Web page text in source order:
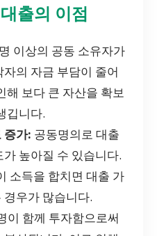
출의 이점
이상의 공동 소유자가
의 자금 부담이 줄어
해 보다 큰 자산을 확보
깁니다.
증가: 공동명의로 대출
높아질 수 있습니다.
소득을 합치면 대출 가
우가 많습니다.
이 함께 투자함으로써